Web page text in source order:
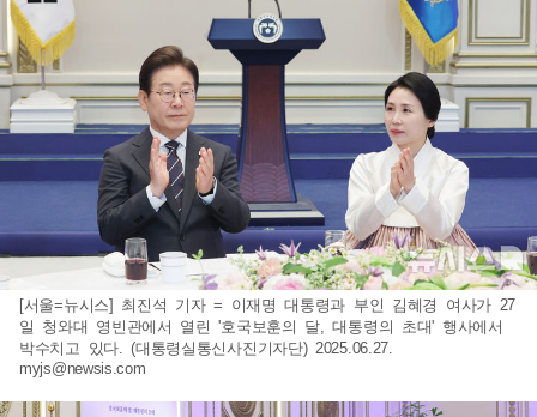
[서울=뉴시스] 최진석 기자 = 이재명 대통령과 부인 김혜경 여사가 27
일 청와대 영빈관에서 열린 '호국보훈의 달, 대통령의 초대' 행사에서
박수치고 있다. (대통령실통신사진기자단) 2025.06.27.
myjs@newsis.com